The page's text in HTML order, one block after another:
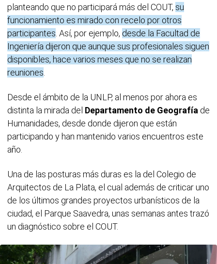
planteando que no participará más del COUT, su
funcionamiento es mirado con recelo por otros
participantes. Así, por ejemplo, desde la Facultad de
Ingeniería dijeron que aunque sus profesionales siguen
disponibles, hace varios meses que no se realizan
reuniones.
Desde el ámbito de la UNLP, al menos por ahora es
distinta la mirada del Departamento de Geografía de
Humanidades, desde donde dijeron que están
participando y han mantenido varios encuentros este
año.
Una de las posturas más duras es la del Colegio de
Arquitectos de La Plata, el cual además de criticar uno
de los últimos grandes proyectos urbanísticos de la
ciudad, el Parque Saavedra, unas semanas antes trazó
un diagnóstico sobre el COUT.